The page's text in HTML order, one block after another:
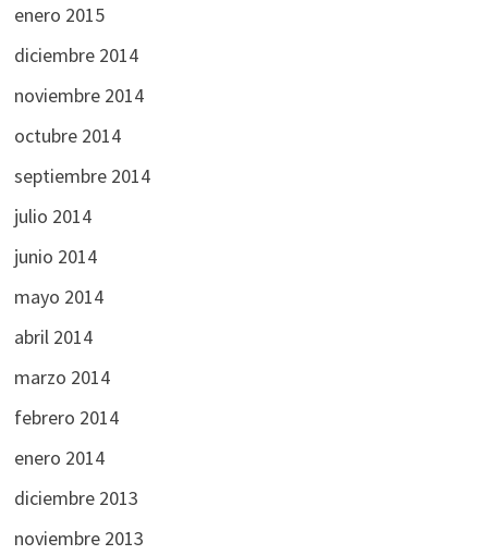
enero 2015
diciembre 2014
noviembre 2014
octubre 2014
septiembre 2014
julio 2014
junio 2014
mayo 2014
abril 2014
marzo 2014
febrero 2014
enero 2014
diciembre 2013
noviembre 2013